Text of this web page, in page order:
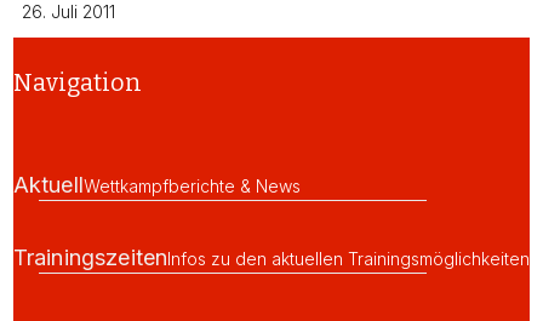
26. Juli 2011
Navigation
AktuellWettkampfberichte & News
TrainingszeitenInfos zu den aktuellen Trainingsmöglichkeiten